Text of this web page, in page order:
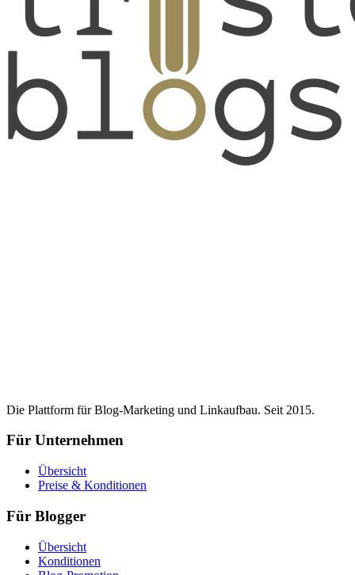
Die Plattform für Blog-Marketing und Linkaufbau. Seit 2015.
Für Unternehmen
Übersicht
Preise & Konditionen
Für Blogger
Übersicht
Konditionen